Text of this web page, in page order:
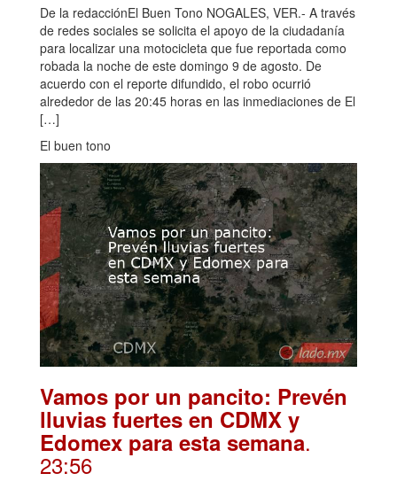
De la redacciónEl Buen Tono NOGALES, VER.- A través
de redes sociales se solicita el apoyo de la ciudadanía
para localizar una motocicleta que fue reportada como
robada la noche de este domingo 9 de agosto. De
acuerdo con el reporte difundido, el robo ocurrió
alrededor de las 20:45 horas en las inmediaciones de El
[…]
El buen tono
Vamos por un pancito: Prevén
lluvias fuertes en CDMX y
Edomex para esta semana.
23:56